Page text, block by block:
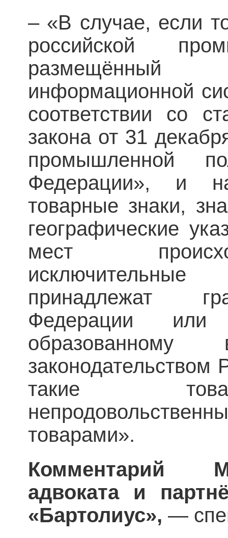
– «В случае, если
российской
размещённый
информационной
соответствии со
закона от 31
промышленной
Федерации», и
товарные знаки,
географические
мест
принадлежат
Федерации или
законодательством
такие
товарами».
Комментарий
адвоката и
«Бартолиус», —